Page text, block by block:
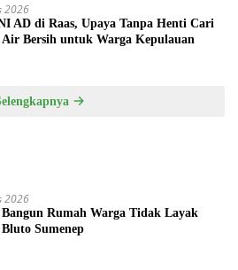
2026
AD di Raas, Upaya Tanpa Henti Cari
Air Bersih untuk Warga Kepulauan
2026
Rumah Warga Tidak Layak
Sumenep